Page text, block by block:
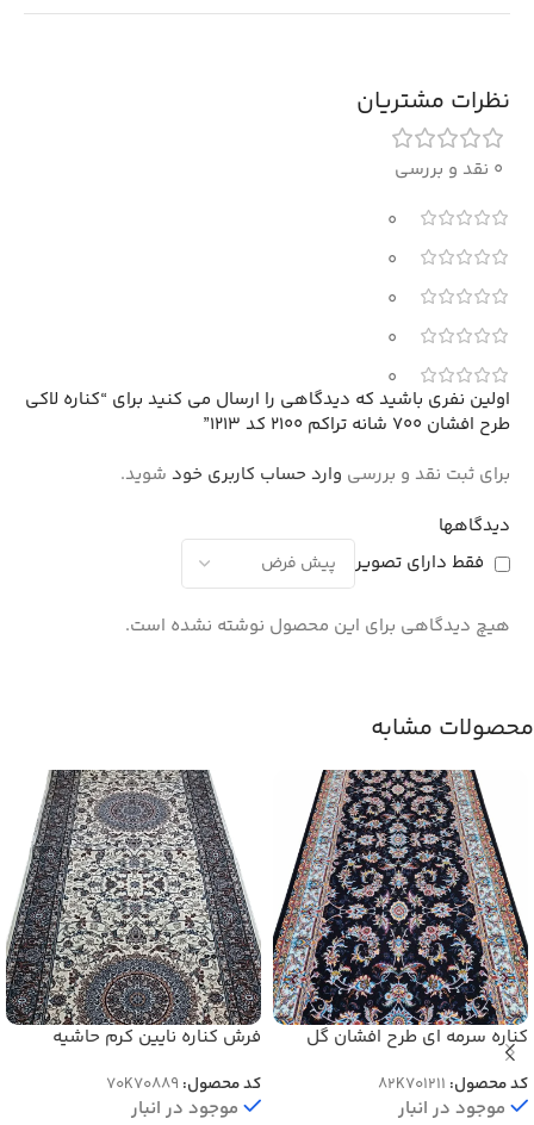
نظرات مشتریان
0 نقد و بررسی
0
0
0
0
0
دیدگاهها
فقط دارای تصویر
هیچ دیدگاهی برای این محصول نوشته نشده است.
اولین نفری باشید که دیدگاهی را ارسال می کنید برای “کناره لاکی
طرح افشان 700 شانه تراکم 2100 کد 1213”
برای ثبت نقد و بررسی وارد حساب کاربری خود شوید.
محصولات مشابه
کناره سرمه ای طرح افشان گل
گندمی 700 شانه کد 701211
کد محصول: 82K701211
موجود در انبار
فرش کناره نایین کرم حاشیه
کد محصول: 70K70889
موجود در انبار